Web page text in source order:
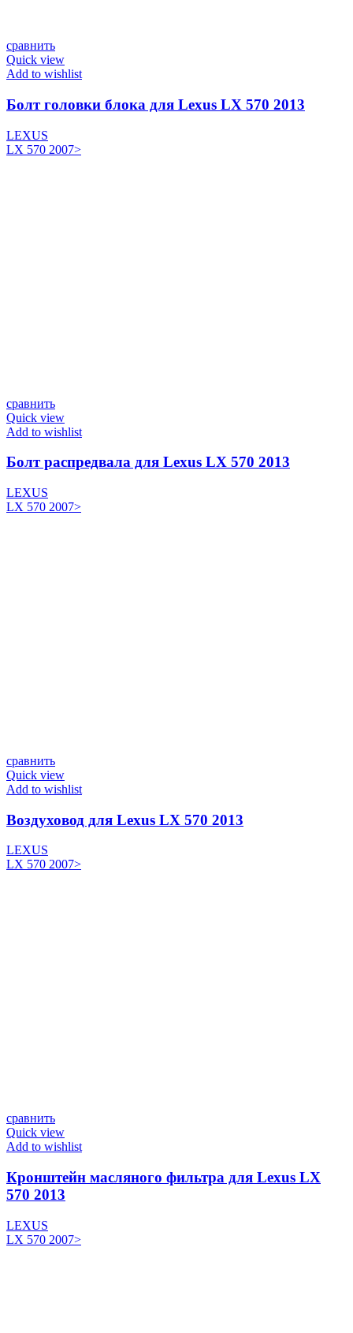
сравнить
Quick view
Add to wishlist
Болт головки блока для Lexus LX 570 2013
LEXUS
LX 570 2007>
сравнить
Quick view
Add to wishlist
Болт распредвала для Lexus LX 570 2013
LEXUS
LX 570 2007>
сравнить
Quick view
Add to wishlist
Воздуховод для Lexus LX 570 2013
LEXUS
LX 570 2007>
сравнить
Quick view
Add to wishlist
Кронштейн масляного фильтра для Lexus LX
570 2013
LEXUS
LX 570 2007>